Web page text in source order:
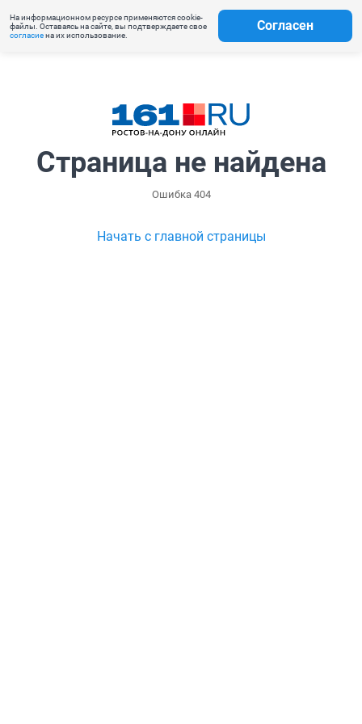
На информационном ресурсе применяются cookie-
файлы. Оставаясь на сайте, вы подтверждаете свое
согласиена их использование.
Согласен
Страница не найдена
Ошибка 404
Начать с главной страницы